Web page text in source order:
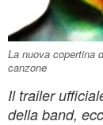
La nuova copertina
canzone
Il trailer
della band,